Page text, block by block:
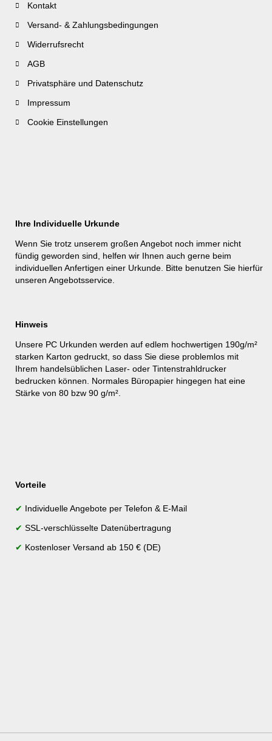
Kontakt
Versand- & Zahlungsbedingungen
Widerrufsrecht
AGB
Privatsphäre und Datenschutz
Impressum
Cookie Einstellungen
Ihre Individuelle Urkunde
Wenn Sie trotz unserem großen Angebot noch immer nicht
fündig geworden sind, helfen wir Ihnen auch gerne beim
individuellen Anfertigen einer Urkunde. Bitte benutzen Sie hierfür
unseren Angebotsservice
Hinweis
Unsere PC Urkunden werden auf edlem hochwertigen 190g/m²
starken Karton gedruckt, so dass Sie diese problemlos mit
Ihrem handelsüblichen Laser- oder Tintenstrahldrucker
bedrucken können. Normales Büropapier hingegen hat eine
Stärke von 80 bzw 90 g/m².
Vorteile
✔ Individuelle Angebote per Telefon & E-Mail
✔ SSL-verschlüsselte Datenübertragung
✔ Kostenloser Versand ab 150 € (DE)